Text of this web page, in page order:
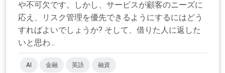
や不可欠です。しかし、サービスが顧客のニーズに
応え、リスク管理を優先できるようにするにはどう
すればよいでしょうか? そして、借りた人に返した
いと思わ...
AI 金融 英語 融資